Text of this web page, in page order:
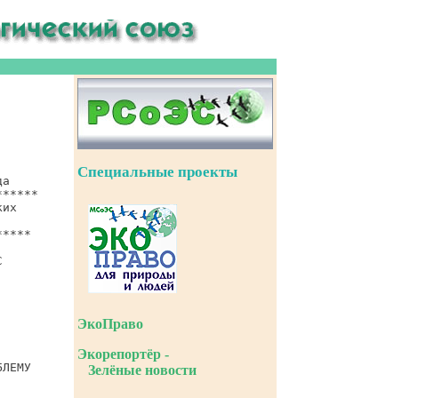
Специальные проекты
ЭкоПраво
Экорепортёр -
Зелёные новости